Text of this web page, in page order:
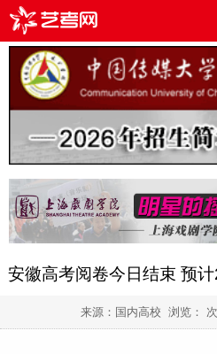
安徽高考阅卷今日结束 预
来源：国内高校 浏览：